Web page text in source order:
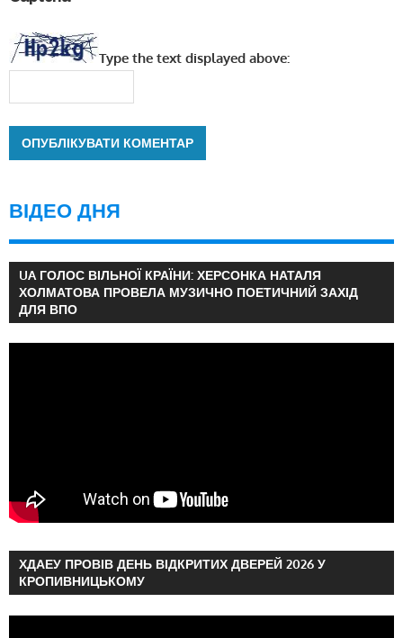
Type the text displayed above:
ВІДЕО ДНЯ
UA ГОЛОС ВІЛЬНОЇ КРАЇНИ: ХЕРСОНКА НАТАЛЯ
ХОЛМАТОВА ПРОВЕЛА МУЗИЧНО ПОЕТИЧНИЙ ЗАХІД
ДЛЯ ВПО
ХДАЕУ ПРОВІВ ДЕНЬ ВІДКРИТИХ ДВЕРЕЙ 2026 У
КРОПИВНИЦЬКОМУ